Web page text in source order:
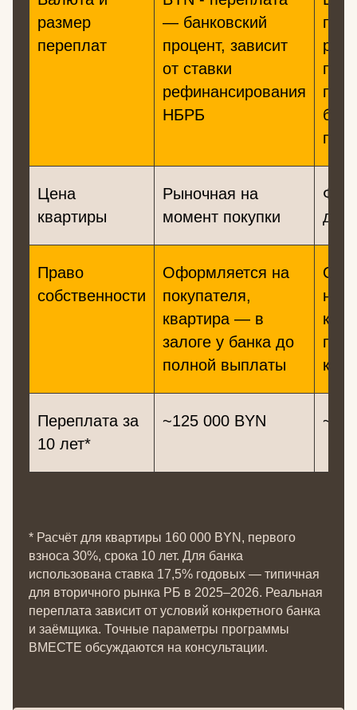
размер
переплат
— банковский
процент, зависит
от ставки
рефинансирования
НБРБ
по
Цена
квартиры
Рыночная на
момент покупки
Право
собственности
Оформляется на
покупателя,
квартира — в
залоге у банка до
полной выплаты
на
при
Переплата за
10 лет*
~125 000 BYN ~50
* Расчёт для квартиры 160 000 BYN, первого
взноса 30%, срока 10 лет. Для банка
использована ставка 17,5% годовых — типичная
для вторичного рынка РБ в 2025–2026. Реальная
переплата зависит от условий конкретного банка
и заёмщика. Точные параметры программы
ВМЕСТЕ обсуждаются на консультации.